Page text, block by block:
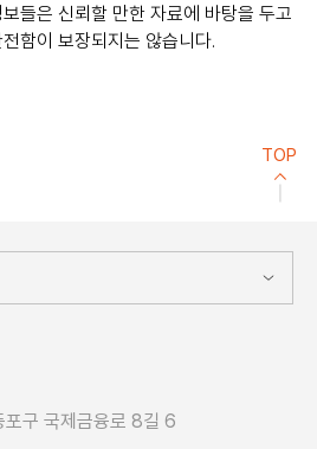
들은 신뢰할 만한 자료에 바탕을 두고
함이 보장되지는 않습니다.
TOP
구 국제금융로 8길 6